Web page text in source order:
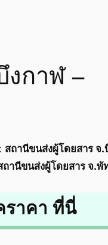
งกาฬ –
: สถานีขนส่งผู้โดยสาร จ.
ถานีขนส่งผู้โดยสาร จ.พั
ราคา ที่นี่